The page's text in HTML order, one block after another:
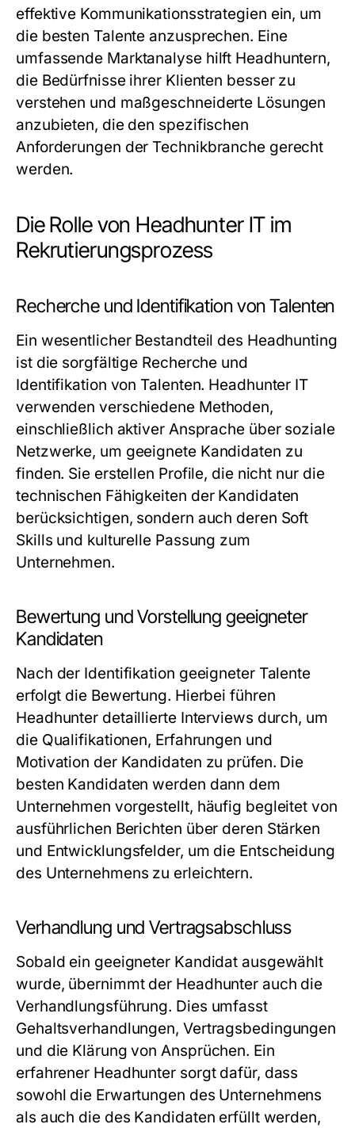
effektive Kommunikationsstrategien ein, um
die besten Talente anzusprechen. Eine
umfassende Marktanalyse hilft Headhuntern,
die Bedürfnisse ihrer Klienten besser zu
verstehen und maßgeschneiderte Lösungen
anzubieten, die den spezifischen
Anforderungen der Technikbranche gerecht
werden.
Die Rolle von Headhunter IT im
Rekrutierungsprozess
Recherche und Identifikation von Talenten
Ein wesentlicher Bestandteil des Headhunting
ist die sorgfältige Recherche und
Identifikation von Talenten. Headhunter IT
verwenden verschiedene Methoden,
einschließlich aktiver Ansprache über soziale
Netzwerke, um geeignete Kandidaten zu
finden. Sie erstellen Profile, die nicht nur die
technischen Fähigkeiten der Kandidaten
berücksichtigen, sondern auch deren Soft
Skills und kulturelle Passung zum
Unternehmen.
Bewertung und Vorstellung geeigneter
Kandidaten
Nach der Identifikation geeigneter Talente
erfolgt die Bewertung. Hierbei führen
Headhunter detaillierte Interviews durch, um
die Qualifikationen, Erfahrungen und
Motivation der Kandidaten zu prüfen. Die
besten Kandidaten werden dann dem
Unternehmen vorgestellt, häufig begleitet von
ausführlichen Berichten über deren Stärken
und Entwicklungsfelder, um die Entscheidung
des Unternehmens zu erleichtern.
Verhandlung und Vertragsabschluss
Sobald ein geeigneter Kandidat ausgewählt
wurde, übernimmt der Headhunter auch die
Verhandlungsführung. Dies umfasst
Gehaltsverhandlungen, Vertragsbedingungen
und die Klärung von Ansprüchen. Ein
erfahrener Headhunter sorgt dafür, dass
sowohl die Erwartungen des Unternehmens
als auch die des Kandidaten erfüllt werden,